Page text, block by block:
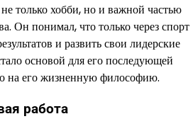
только хобби, но и важной частью
Он понимал, что только через спорт
и развить свои лидерские
основой для его последующей
на его жизненную философию.
работа